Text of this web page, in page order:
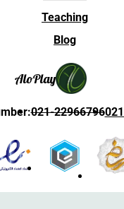
Teaching
Blog
AloPlay
:021-22966796